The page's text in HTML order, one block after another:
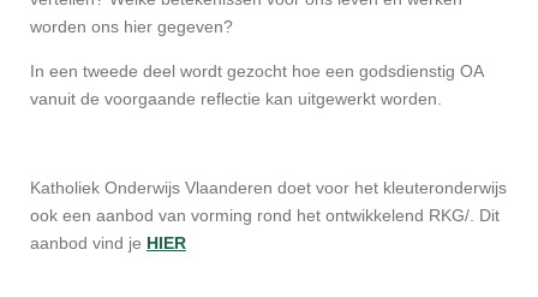
worden ons hier gegeven?
In een tweede deel wordt gezocht hoe een godsdienstig OA
vanuit de voorgaande reflectie kan uitgewerkt worden.
Katholiek Onderwijs Vlaanderen doet voor het kleuteronderwijs
ook een aanbod van vorming rond het ontwikkelend RKG/. Dit
aanbod vind je HIER